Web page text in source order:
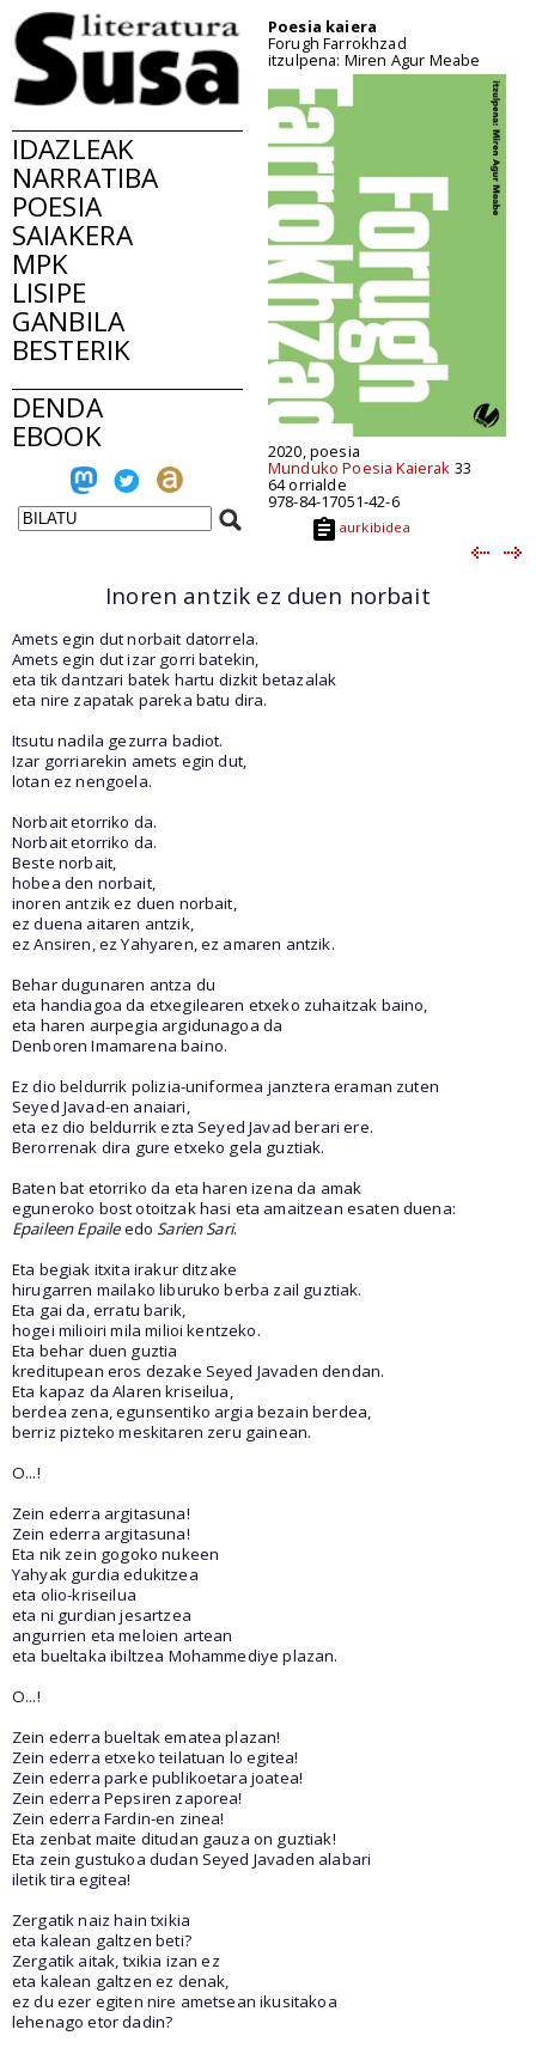
IDAZLEAK
NARRATIBA
POESIA
SAIAKERA
MPK
LISIPE
GANBILA
BESTERIK
DENDA
EBOOK
Poesia kaiera
Forugh Farrokhzad
itzulpena: Miren Agur Meabe
2020, poesia
Munduko Poesia Kaierak 33
64 orrialde
978-84-17051-42-6
aurkibidea
Inoren antzik ez duen norbait
Amets egin dut norbait datorrela.
Amets egin dut izar gorri batekin,
eta tik dantzari batek hartu dizkit betazalak
eta nire zapatak pareka batu dira.
Itsutu nadila gezurra badiot.
Izar gorriarekin amets egin dut,
lotan ez nengoela.
Norbait etorriko da.
Norbait etorriko da.
Beste norbait,
hobea den norbait,
inoren antzik ez duen norbait,
ez duena aitaren antzik,
ez Ansiren, ez Yahyaren, ez amaren antzik.
Behar dugunaren antza du
eta handiagoa da etxegilearen etxeko zuhaitzak baino,
eta haren aurpegia argidunagoa da
Denboren Imamarena baino.
Ez dio beldurrik polizia-uniformea janztera eraman zuten
Seyed Javad-en anaiari,
eta ez dio beldurrik ezta Seyed Javad berari ere.
Berorrenak dira gure etxeko gela guztiak.
Baten bat etorriko da eta haren izena da amak
eguneroko bost otoitzak hasi eta amaitzean esaten duena:
Epaileen EpaileedoSarien Sari.
Eta begiak itxita irakur ditzake
hirugarren mailako liburuko berba zail guztiak.
Eta gai da, erratu barik,
hogei milioiri mila milioi kentzeko.
Eta behar duen guztia
kreditupean eros dezake Seyed Javaden dendan.
Eta kapaz da Alaren kriseilua,
berdea zena, egunsentiko argia bezain berdea,
berriz pizteko meskitaren zeru gainean.
O...!
Zein ederra argitasuna!
Zein ederra argitasuna!
Eta nik zein gogoko nukeen
Yahyak gurdia edukitzea
eta olio-kriseilua
eta ni gurdian jesartzea
angurrien eta meloien artean
eta bueltaka ibiltzea Mohammediye plazan.
O...!
Zein ederra bueltak ematea plazan!
Zein ederra etxeko teilatuan lo egitea!
Zein ederra parke publikoetara joatea!
Zein ederra Pepsiren zaporea!
Zein ederra Fardin-en zinea!
Eta zenbat maite ditudan gauza on guztiak!
Eta zein gustukoa dudan Seyed Javaden alabari
iletik tira egitea!
Zergatik naiz hain txikia
eta kalean galtzen beti?
Zergatik aitak, txikia izan ez
eta kalean galtzen ez denak,
ez du ezer egiten nire ametsean ikusitakoa
lehenago etor dadin?